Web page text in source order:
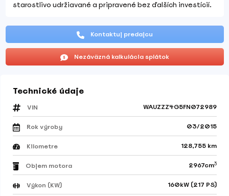
starostlivo udržiavané a pripravené bez ďalších investícií.
Kontaktuj predajcu
Nezáväzná kalkulácia splátok
Technické údaje
VIN WAUZZZ4G5FN072989
Rok výroby 03/2015
Kilometre 128,755 km
Objem motora 2967cm3
Výkon (KW) 160kW (217 PS)